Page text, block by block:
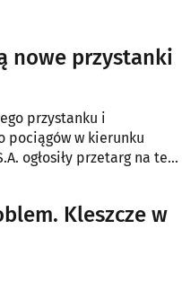
nowe przystanki
przystanku i
pociągów w kierunku
ogłosiły przetarg na te
Kleszcze w